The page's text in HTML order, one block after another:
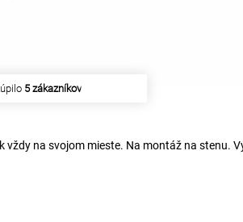
5 zákazníkov
na svojom mieste. Na montáž na stenu.